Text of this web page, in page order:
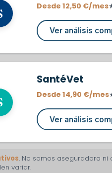
Desde 12,50 €/mes
Ver análisis
SantéVet
Desde 14,90 €/mes
Ver análisis
. No somos aseguradora
variar.